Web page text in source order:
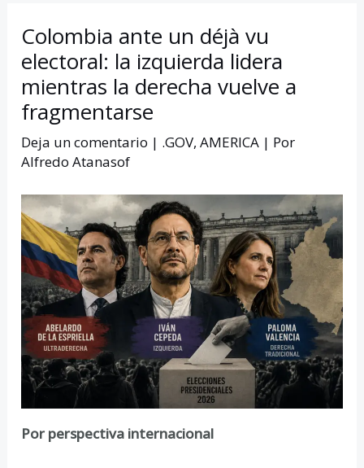
Colombia ante un déjà vu
electoral: la izquierda lidera
mientras la derecha vuelve a
fragmentarse
Deja un comentario | .GOV,AMERICA | Por
Alfredo Atanasof
Por perspectiva internacional